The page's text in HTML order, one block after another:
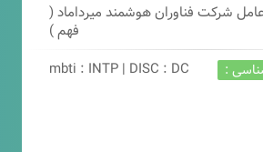
شرکت فناوران هوشمند میرداماد (
فهم )
:
mbti : INTP | DISC : DC